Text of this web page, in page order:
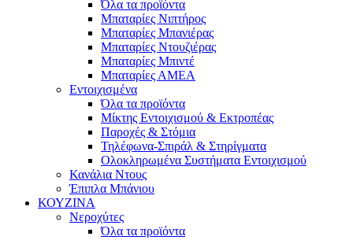
Όλα τα προϊόντα
Μπαταρίες Νιπτήρος
Μπαταρίες Μπανιέρας
Μπαταρίες Ντουζιέρας
Μπαταρίες Μπιντέ
Μπαταρίες ΑΜΕΑ
Εντοιχισμένα
Όλα τα προϊόντα
Μίκτης Εντοιχισμού & Εκτροπέας
Παροχές & Στόμια
Τηλέφωνα-Σπιράλ & Στηρίγματα
Ολοκληρωμένα Συστήματα Εντοιχισμού
Κανάλια Ντους
Έπιπλα Μπάνιου
ΚΟΥΖΙΝΑ
Νεροχύτες
Όλα τα προϊόντα